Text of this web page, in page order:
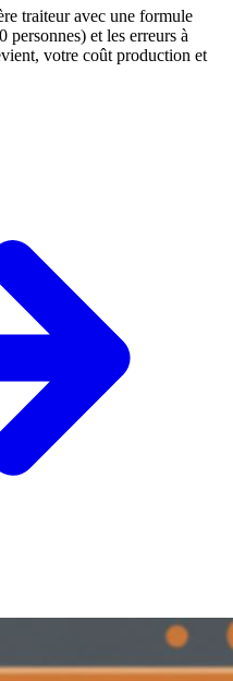
traiteur avec une formule
et les erreurs à
votre coût production et